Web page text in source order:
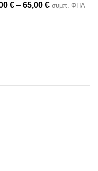
€ – 65,00 € συμπ. ΦΠΑ